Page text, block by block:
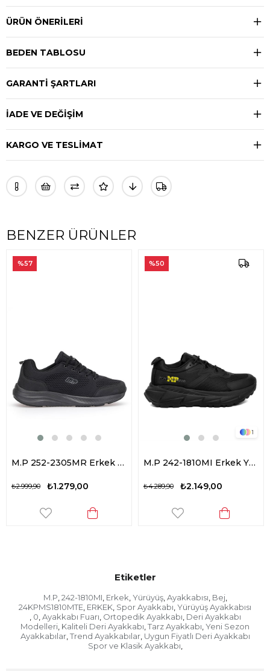
ÜRÜN ÖNERILERI
BEDEN TABLOSU
GARANTİ ŞARTLARI
İADE VE DEĞİŞİM
KARGO VE TESLİMAT
BENZER ÜRÜNLER
M.P 252-2305MR Erkek Yürüyüş Ayakkabısı Siyah
₺1.279,00
₺2.999,90
%57
1
M.P 242-1810MI Erkek Yürüyüş Ayakkabısı Siyah
₺2.149,00
₺4.289,90
%50
Etiketler
M.P 242-1810MI Erkek Yürüyüş, Ayakkabısı Bej,
24KPMS1810MTE ERKEK Spor Ayakkabı Yürüyüş Ayakkabısı
0 Ayakkabı Fuarı Ortopedik Ayakkabı Deri Ayakkabı
Modelleri Kaliteli Deri Ayakkabı Tarz Ayakkabı Yeni Sezon
Ayakkabılar, Trend Ayakkabılar, Uygun Fiyatlı Deri Ayakkabı
Spor ve Klasik Ayakkabı